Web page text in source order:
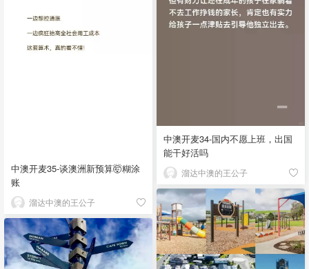
中澳开麦35-谈澳洲新预算🤯糊涂
账
溜达中澳的王公子
中澳开麦34-国内不愿上班，出国
能干好活吗
溜达中澳的王公子